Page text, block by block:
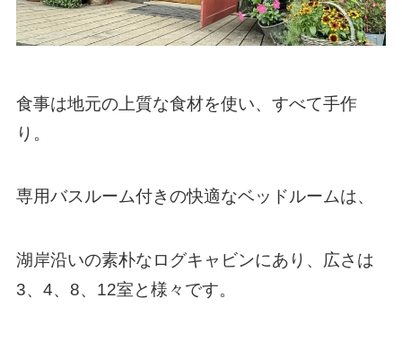
食事は地元の上質な食材を使い、すべて手作
り。
専用バスルーム付きの快適なベッドルームは、
湖岸沿いの素朴なログキャビンにあり、広さは
3、4、8、12室と様々です。